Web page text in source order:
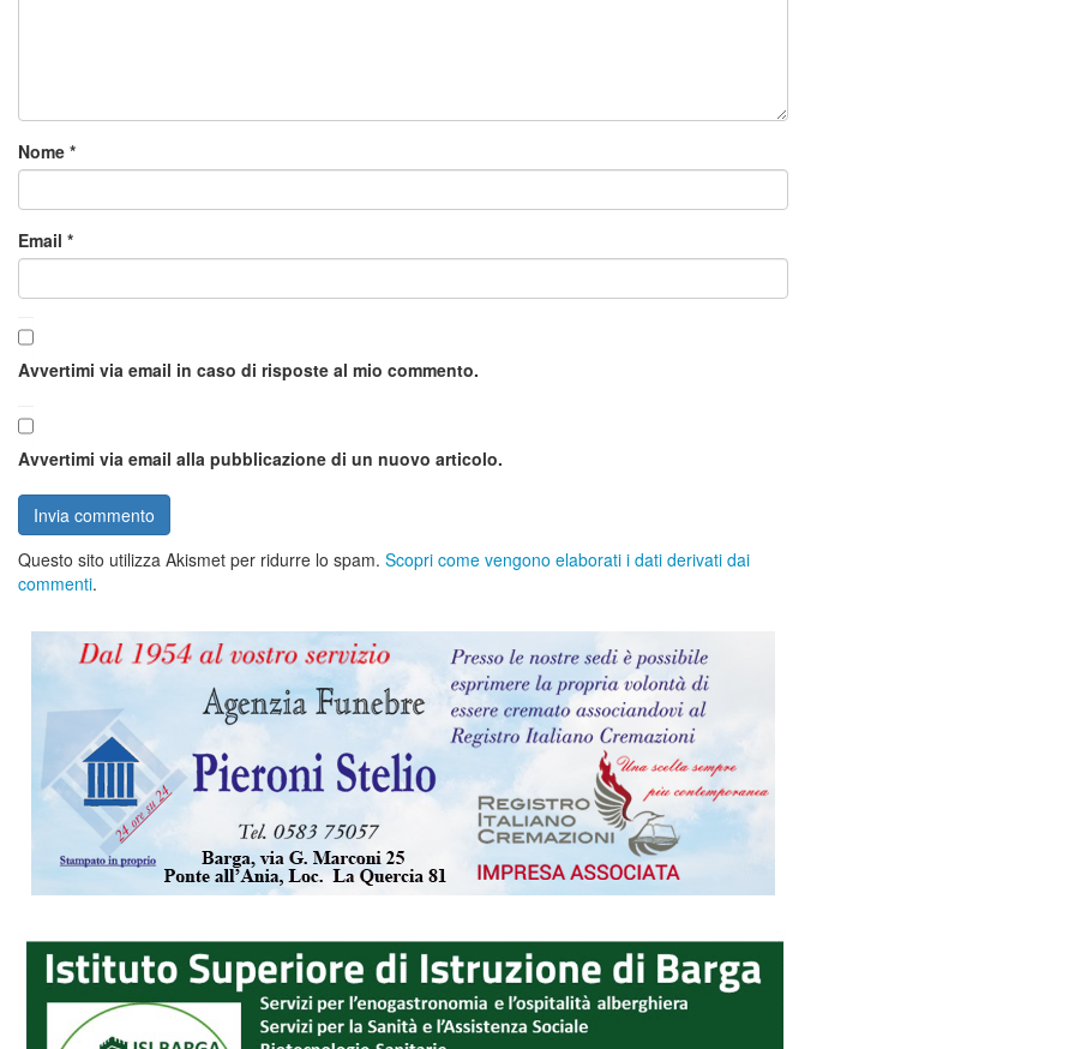
Nome *
Email *
Avvertimi via email in caso di risposte al mio commento.
Avvertimi via email alla pubblicazione di un nuovo articolo.
Questo sito utilizza Akismet per ridurre lo spam. Scopri come vengono elaborati i dati derivati dai
commenti.